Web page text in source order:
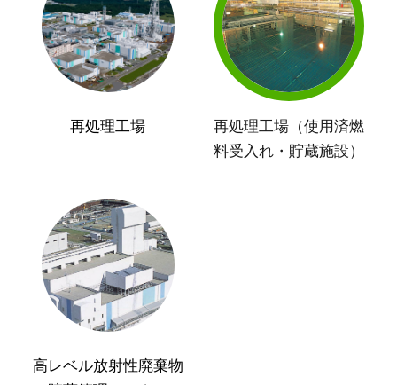
再処理工場
再処理工場（使用済燃
料受入れ・貯蔵施設）
高レベル放射性廃棄物